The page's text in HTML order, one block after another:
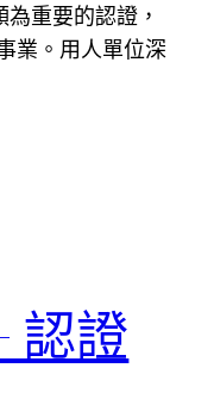
重要的認證，
業。用人單位深
認證